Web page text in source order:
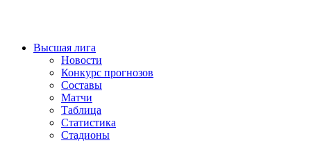
Высшая лига
Новости
Конкурс прогнозов
Составы
Матчи
Таблица
Статистика
Стадионы